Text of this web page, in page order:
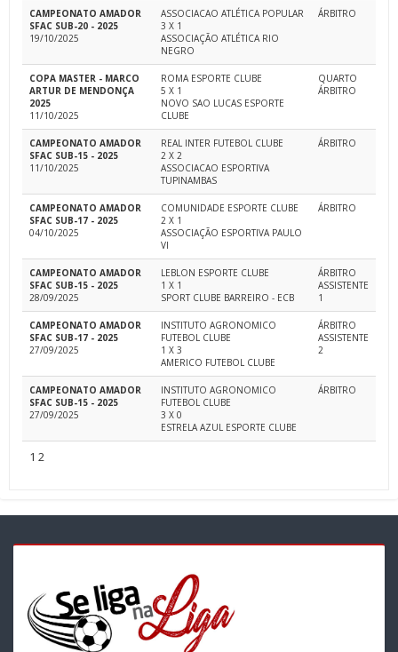
CAMPEONATO AMADOR
SFAC SUB-20 - 2025
19/10/2025
ASSOCIACAO ATLÉTICA POPULAR
3 X 1
ASSOCIAÇÃO ATLÉTICA RIO
NEGRO
ÁRBITRO
COPA MASTER - MARCO
ARTUR DE MENDONÇA
2025
11/10/2025
ROMA ESPORTE CLUBE
5 X 1
NOVO SAO LUCAS ESPORTE
CLUBE
QUARTO
ÁRBITRO
CAMPEONATO AMADOR
SFAC SUB-15 - 2025
11/10/2025
REAL INTER FUTEBOL CLUBE
2 X 2
ASSOCIACAO ESPORTIVA
TUPINAMBAS
ÁRBITRO
CAMPEONATO AMADOR
SFAC SUB-17 - 2025
04/10/2025
COMUNIDADE ESPORTE CLUBE
2 X 1
ASSOCIAÇÃO ESPORTIVA PAULO
VI
ÁRBITRO
CAMPEONATO AMADOR
SFAC SUB-15 - 2025
28/09/2025
LEBLON ESPORTE CLUBE
1 X 1
SPORT CLUBE BARREIRO - ECB
ÁRBITRO
ASSISTENTE
1
CAMPEONATO AMADOR
SFAC SUB-17 - 2025
27/09/2025
INSTITUTO AGRONOMICO
FUTEBOL CLUBE
1 X 3
AMERICO FUTEBOL CLUBE
ÁRBITRO
ASSISTENTE
2
CAMPEONATO AMADOR
SFAC SUB-15 - 2025
27/09/2025
INSTITUTO AGRONOMICO
FUTEBOL CLUBE
3 X 0
ESTRELA AZUL ESPORTE CLUBE
ÁRBITRO
1 2